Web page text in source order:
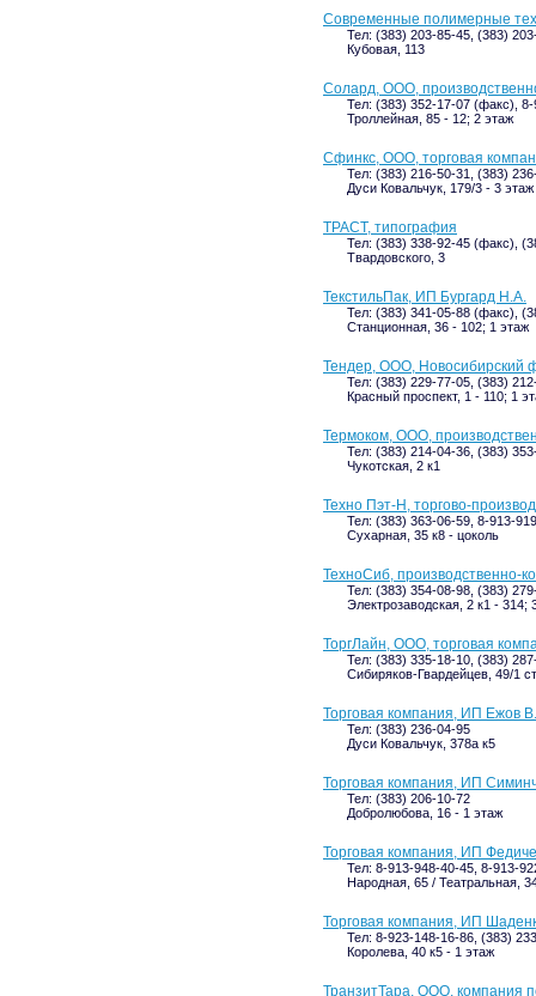
Современные полимерные
Тел: (383) 203-85-45, (383)
Кубовая, 113
Солард, ООО,
Тел: (383) 352-17-07 (факс),
Троллейная, 85 - 12; 2 этаж
Сфинкс, ООО, торговая
Тел: (383) 216-50-31, (383)
Дуси Ковальчук, 179/3 - 3 этаж
ТРАСТ, типография
Тел: (383) 338-92-45 (факс),
Твардовского, 3
ТекстильПак, ИП Бургард Н.А.
Тел: (383) 341-05-88 (факс),
Станционная, 36 - 102; 1 этаж
Тендер, ООО, Новосибирский
Тел: (383) 229-77-05, (383)
Красный проспект, 1 - 110; 1
Термоком, ООО,
Тел: (383) 214-04-36, (383)
Чукотская, 2 к1
Техно Пэт-Н, торгово-
Тел: (383) 363-06-59, 8-913-
Сухарная, 35 к8 - цоколь
ТехноСиб,
Тел: (383) 354-08-98, (383)
Электрозаводская, 2 к1 - 314;
ТоргЛайн, ООО, торговая
Тел: (383) 335-18-10, (383)
Сибиряков-Гвардейцев, 49/1
Торговая компания, ИП Ежов
Тел: (383) 236-04-95
Дуси Ковальчук, 378а к5
Торговая компания, ИП
Тел: (383) 206-10-72
Добролюбова, 16 - 1 этаж
Торговая компания, ИП
Тел: 8-913-948-40-45, 8-913-
Народная, 65 / Театральная,
Торговая компания, ИП
Тел: 8-923-148-16-86, (383)
Королева, 40 к5 - 1 этаж
ТранзитТара, ООО, компания